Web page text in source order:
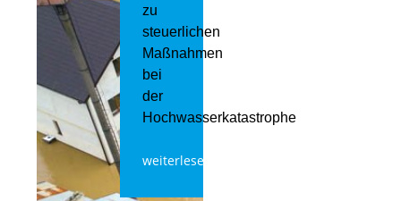
zu
steuerlichen
Maßnahmen
bei
der
Hochwasserkatastrophe
weiterlesen